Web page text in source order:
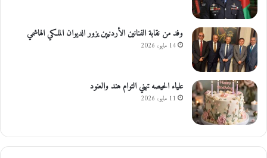
وفد من نقابة الفنانين الأردنيين يزور الديوان الملكي الهاشمي
14 مايو، 2026
علياء الحيصه تهني التوام هند والعنود
11 مايو، 2026